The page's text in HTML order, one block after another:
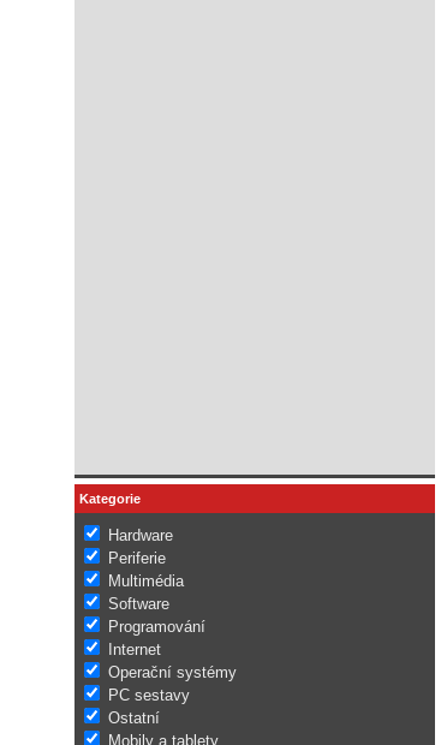
Kategorie
Hardware
Periferie
Multimédia
Software
Programování
Internet
Operační systémy
PC sestavy
Ostatní
Mobily a tablety